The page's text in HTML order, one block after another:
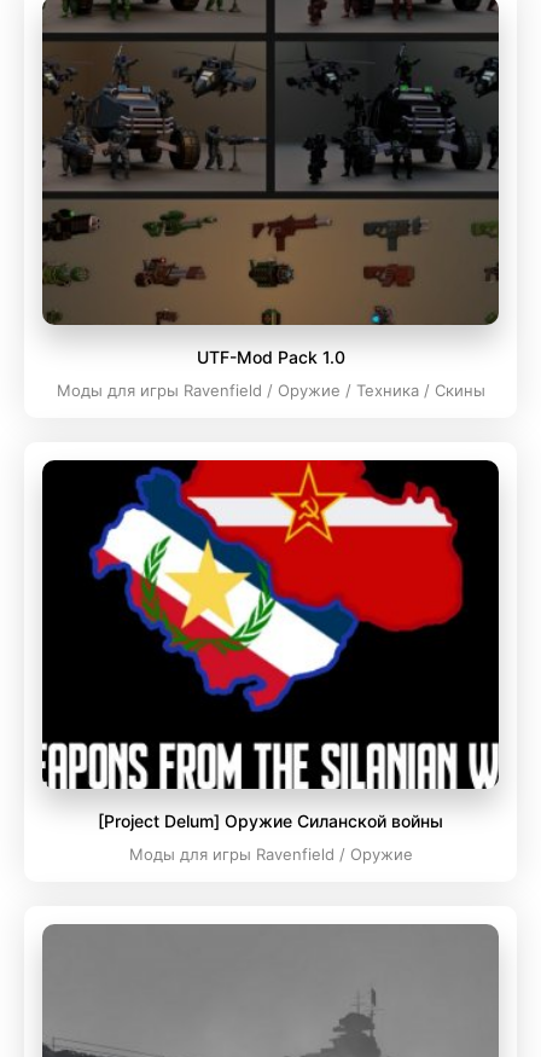
UTF-Mod Pack 1.0
Моды для игры Ravenfield / Оружие / Техника / Скины
[Project Delum] Оружие Силанской войны
Моды для игры Ravenfield / Оружие